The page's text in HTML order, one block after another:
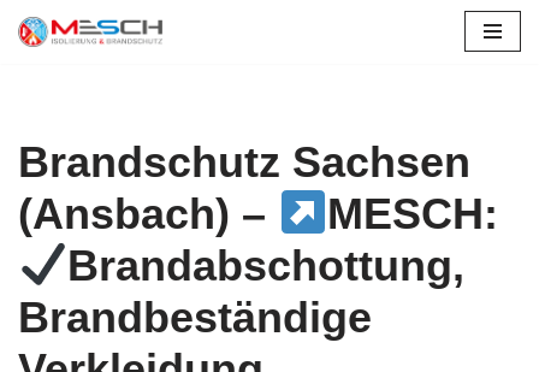
Brandschutz Sachsen
(Ansbach) –
MESCH:
Brandabschottung,
Brandbeständige